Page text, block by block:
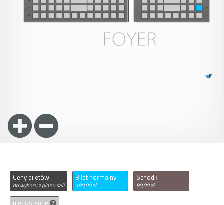
Ceny biletów:
do wyboru z planu sali
Bilet normalny
180,00 zł
Schodki
90,00 zł
niedostępne